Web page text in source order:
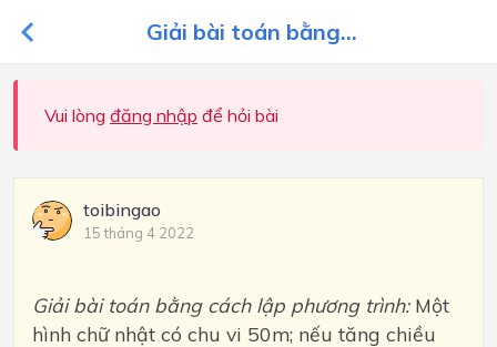
Giải bài toán bằng...
Vui lòng đăng nhập để hỏi bài
toibingao
15 tháng 4 2022
Giải bài toán bằng cách lập phương trình:Một
hình chữ nhật có chu vi 50m; nếu tăng chiều